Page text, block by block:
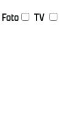
Foto
TV